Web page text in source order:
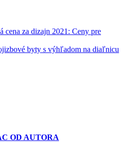
cena za dizajn 2021: Ceny pre
byty s výhľadom na diaľnicu
OD AUTORA